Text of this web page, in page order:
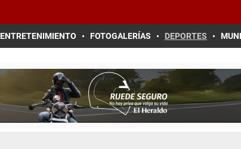
ENTRETENIMIENTO FOTOGALERÍAS DEPORTES